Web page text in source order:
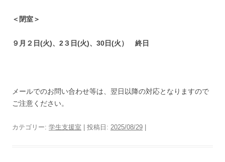
＜閉室＞
９月２日(火)、 2３日(火)、30日(火） 終日
メールでのお問い合わせ等は、翌日以降の対応となりますので
ご注意ください。
カテゴリー: 学生支援室 | 投稿日: 2025/08/29